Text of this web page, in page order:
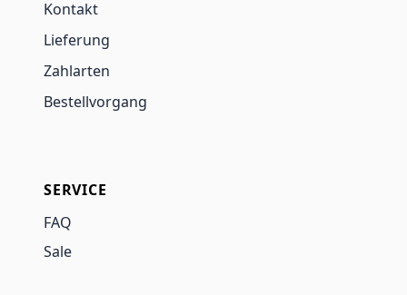
Kontakt
Lieferung
Zahlarten
Bestellvorgang
SERVICE
FAQ
Sale